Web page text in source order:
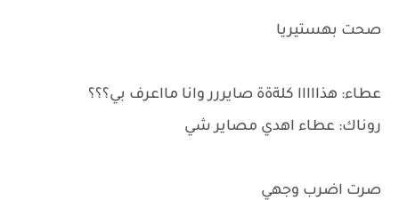
صحت بهستيريا
عطاء: هذااااا كلةةة صايررر وانا مااعرف بي؟؟؟
روناك: عطاء اهدي مصاير شي
صرت اضرب وجهي